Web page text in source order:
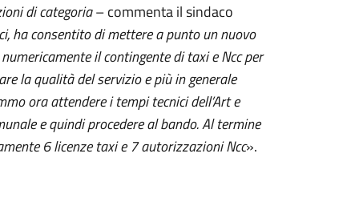
di categoria– commenta il sindaco
ha consentito di mettere a punto un nuovo
il contingente di taxi e Ncc per
la qualità del servizio e più in generale
ora attendere i tempi tecnici dell’Art e
e quindi procedere al bando. Al termine
6 licenze taxi e 7 autorizzazioni Ncc».